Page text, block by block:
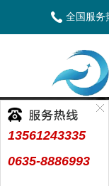
全国服务
13561243335
0635-8886993